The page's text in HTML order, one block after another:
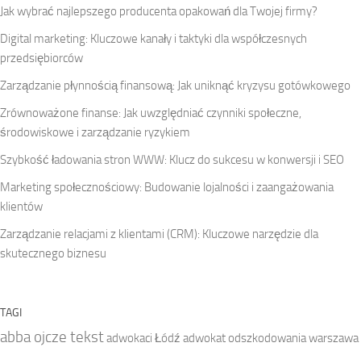
Jak wybrać najlepszego producenta opakowań dla Twojej firmy?
Digital marketing: Kluczowe kanały i taktyki dla współczesnych
przedsiębiorców
Zarządzanie płynnością finansową: Jak uniknąć kryzysu gotówkowego
Zrównoważone finanse: Jak uwzględniać czynniki społeczne,
środowiskowe i zarządzanie ryzykiem
Szybkość ładowania stron WWW: Klucz do sukcesu w konwersji i SEO
Marketing społecznościowy: Budowanie lojalności i zaangażowania
klientów
Zarządzanie relacjami z klientami (CRM): Kluczowe narzędzie dla
skutecznego biznesu
TAGI
abba ojcze tekstadwokaci Łódź adwokat odszkodowania warszawa